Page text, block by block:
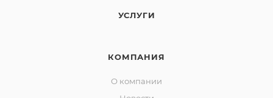
УСЛУГИ
КОМПАНИЯ
О компании